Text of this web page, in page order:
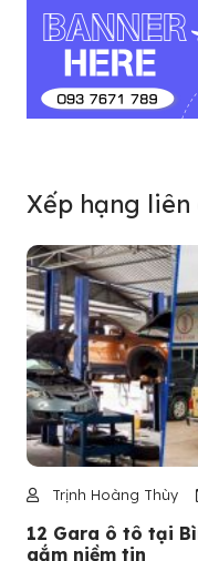
Xếp hạng liên
Trịnh Hoàng Thùy
12 Gara ô tô tại
gắm niềm tin